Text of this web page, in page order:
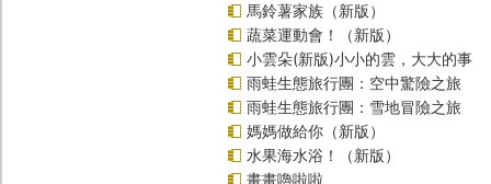
馬鈴薯家族（新版）
蔬菜運動會！（新版）
小雲朵(新版)小小的雲，大大的事
雨蛙生態旅行團：空中驚險之旅
雨蛙生態旅行團：雪地冒險之旅
媽媽做給你（新版）
水果海水浴！（新版）
畫畫嚕啦啦